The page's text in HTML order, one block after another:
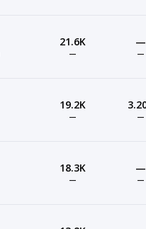
21.6K
—
—
—
19.2K
— —
18.3K
—
—
—